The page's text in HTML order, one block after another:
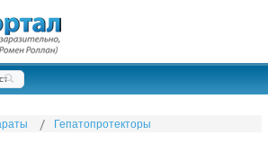
Гепатопротекторы